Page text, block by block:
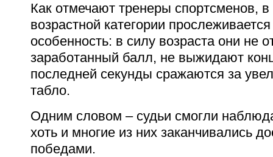
Как отмечают тренеры спортсменов,
возрастной категории
особенность: в силу возраста они не
заработанный балл, не выжидают
последней секунды сражаются за
табло.
Одним словом – судьи смогли
хоть и многие из них заканчивались
победами.